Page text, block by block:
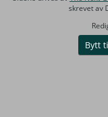
skrevet av
Bytt